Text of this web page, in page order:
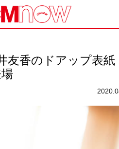
友香のドアップ表紙